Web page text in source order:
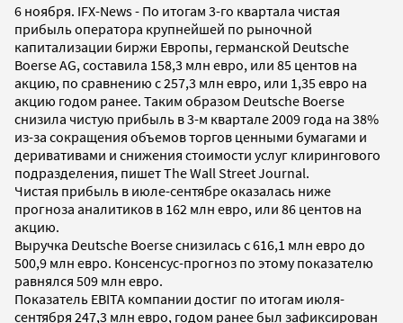
6 ноября. IFX-News - По итогам 3-го квартала чистая
прибыль оператора крупнейшей по рыночной
капитализации биржи Европы, германской Deutsche
Boerse AG, составила 158,3 млн евро, или 85 центов на
акцию, по сравнению с 257,3 млн евро, или 1,35 евро на
акцию годом ранее. Таким образом Deutsche Boerse
снизила чистую прибыль в 3-м квартале 2009 года на 38%
из-за сокращения объемов торгов ценными бумагами и
деривативами и снижения стоимости услуг клирингового
подразделения, пишет The Wall Street Journal.
Чистая прибыль в июле-сентябре оказалась ниже
прогноза аналитиков в 162 млн евро, или 86 центов на
акцию.
Выручка Deutsche Boerse снизилась с 616,1 млн евро до
500,9 млн евро. Консенсус-прогноз по этому показателю
равнялся 509 млн евро.
Показатель EBITA компании достиг по итогам июля-
сентября 247,3 млн евро, годом ранее был зафиксирован